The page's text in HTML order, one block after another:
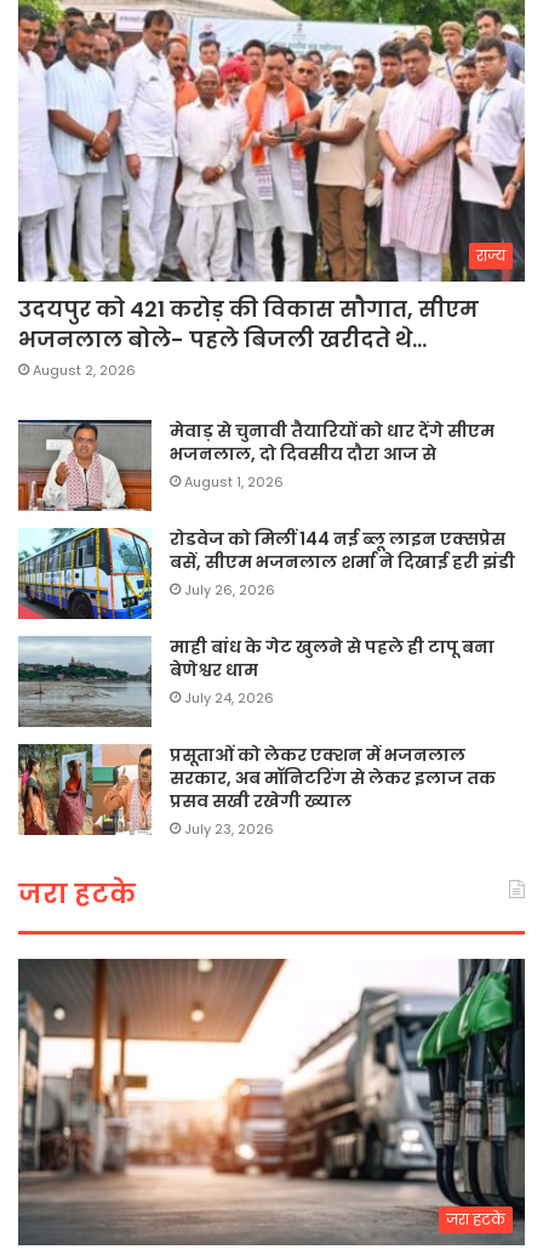
राज्य
उदयपुर को 421 करोड़ की विकास सौगात, सीएम
भजनलाल बोले- पहले बिजली खरीदते थे…
August 2, 2026
मेवाड़ से चुनावी तैयारियों को धार देंगे सीएम
भजनलाल, दो दिवसीय दौरा आज से
August 1, 2026
रोडवेज को मिलीं 144 नई ब्लू लाइन एक्सप्रेस
बसें, सीएम भजनलाल शर्मा ने दिखाई हरी झंडी
July 26, 2026
माही बांध के गेट खुलने से पहले ही टापू बना
बेणेश्वर धाम
July 24, 2026
प्रसूताओं को लेकर एक्शन में भजनलाल
सरकार, अब मॉनिटरिंग से लेकर इलाज तक
प्रसव सखी रखेगी ख्याल
July 23, 2026
जरा हटके
जरा हटके